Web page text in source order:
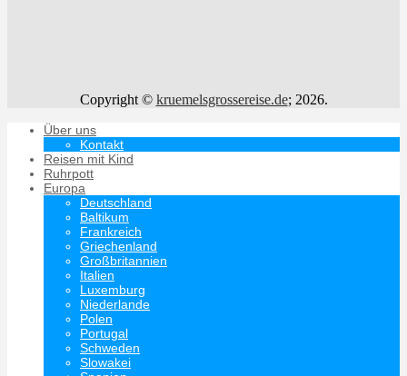
Copyright © kruemelsgrossereise.de; 2026.
Über uns
Kontakt
Reisen mit Kind
Ruhrpott
Europa
Deutschland
Baltikum
Frankreich
Griechenland
Großbritannien
Italien
Luxemburg
Niederlande
Polen
Portugal
Schweden
Slowakei